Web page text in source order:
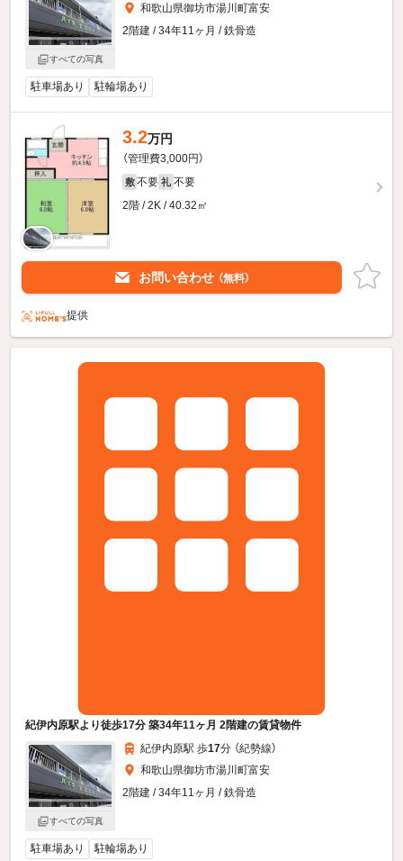
すべての写真
和歌山県御坊市湯川町富安
2階建 / 34年11ヶ月 / 鉄骨造
駐車場あり 駐輪場あり
3.2万円
（管理費3,000円）
敷 不要 礼 不要
2階 / 2K / 40.32㎡
お問い合わせ （無料）
提供
紀伊内原駅より徒歩17分 築34年11ヶ月 2階建の賃貸物件
すべての写真
紀伊内原駅 歩17分 （紀勢線）
和歌山県御坊市湯川町富安
2階建 / 34年11ヶ月 / 鉄骨造
駐車場あり 駐輪場あり